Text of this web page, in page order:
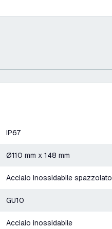
IP67
Ø110 mm x 148 mm
Acciaio inossidabile spazzolato
GU10
Acciaio inossidabile